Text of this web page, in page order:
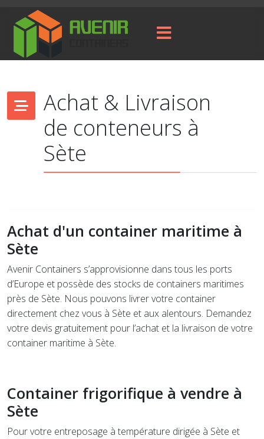
Achat & Livraison
de conteneurs à
Sète
Achat d'un container maritime à
Sète
Avenir Containers s’approvisionne dans tous les ports
d’Europe et possède des stocks de containers maritimes
près de Sète. Nous pouvons livrer votre container
directement chez vous à Sète et aux alentours. Demandez
votre devis gratuitement pour l’achat et la livraison de votre
container maritime à Sète.
Container frigorifique à vendre à
Sète
Pour votre entreposage à température dirigée à Sète et